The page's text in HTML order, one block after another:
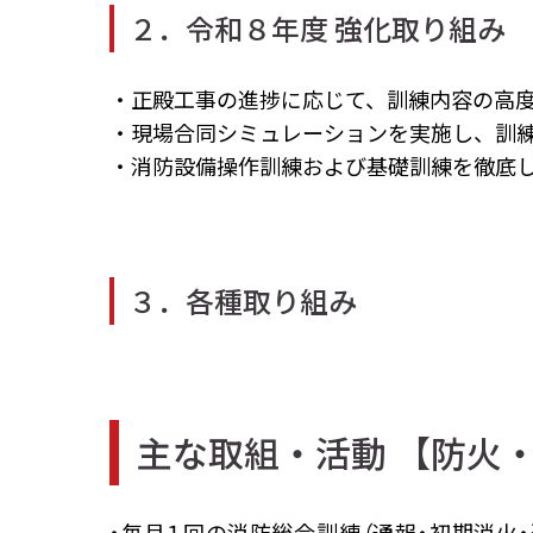
２．令和８年度 強化取り組み
・正殿工事の進捗に応じて、訓練内容の高
・現場合同シミュレーションを実施し、
・消防設備操作訓練および基礎訓練を徹底
３．各種取り組み
主な取組・活動 【防火